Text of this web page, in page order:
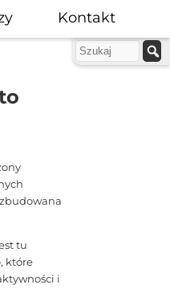
Kontakt
tu
które
i